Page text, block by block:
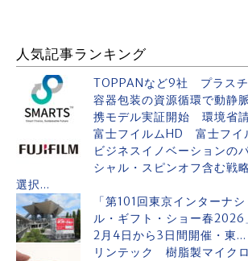
人気記事ランキング
TOPPANなど9社 プラスチ
容器包装の資源循環で動静
携モデル実証開始 環境省
富士フイルムHD 富士フイ
ビジネスイノベーションの
シャル・スピンオフ含む戦
選択...
「第101回東京インターナシ
ル・ギフト・ショー春
2月4日から3日間開催・東...
リンテック 樹脂製マイク